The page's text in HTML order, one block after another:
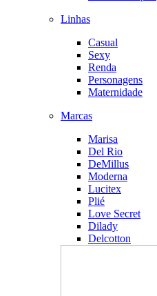
Linhas
Casual
Sexy
Renda
Personagens
Maternidade
Marcas
Marisa
Del Rio
DeMillus
Moderna
Lucitex
Plié
Love Secret
Dilady
Delcotton